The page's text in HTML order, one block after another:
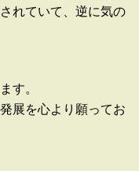
れていて、逆に気の
す。
展を心より願ってお